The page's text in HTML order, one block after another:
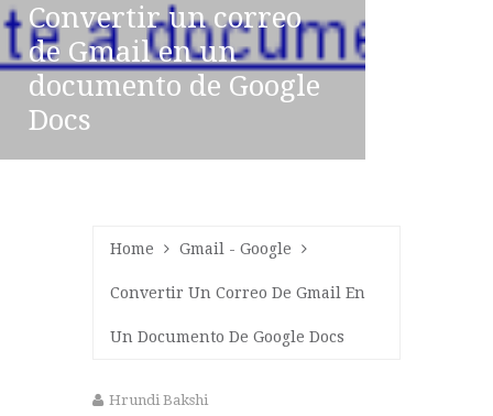
Convertir un correo
de Gmail en un
documento de Google
Docs
Home Gmail - Google
Convertir Un Correo De Gmail En
Un Documento De Google Docs
Hrundi Bakshi